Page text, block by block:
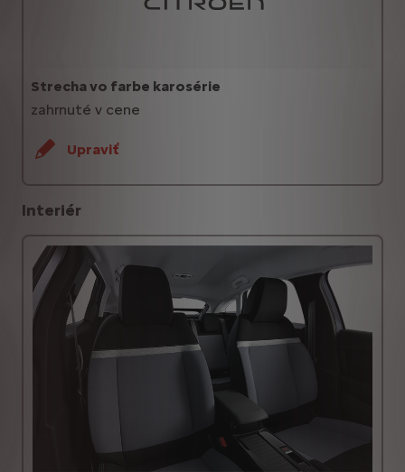
Strecha vo farbe karosérie
zahrnuté v cene
Upraviť
Interiér